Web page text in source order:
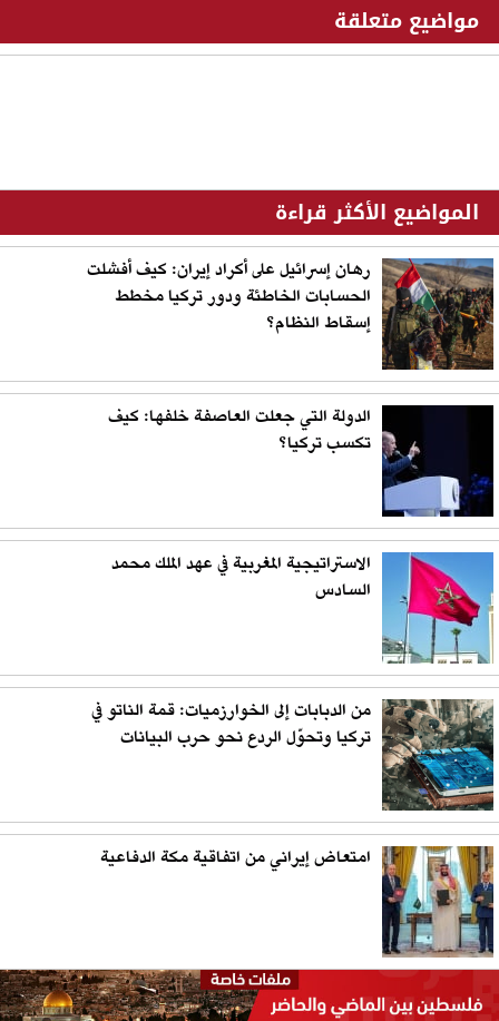
مواضيع متعلقة
المواضيع الأكثر قراءة
رهان إسرائيل على أكراد إيران: كيف أفشلت
الحسابات الخاطئة ودور تركيا مخطط
إسقاط النظام؟
الدولة التي جعلت العاصفة خلفها: كيف
تكسب تركيا؟
الاستراتيجية المغربية في عهد الملك محمد
السادس
من الدبابات إلى الخوارزميات: قمة الناتو في
تركيا وتحوّل الردع نحو حرب البيانات
امتعاض إيراني من اتفاقية مكة الدفاعية